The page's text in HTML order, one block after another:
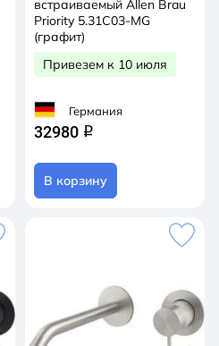
встраиваемый Allen Brau
Priority 5.31C03-MG
(графит)
Привезем к 10 июля
Германия
32980 q
В корзину